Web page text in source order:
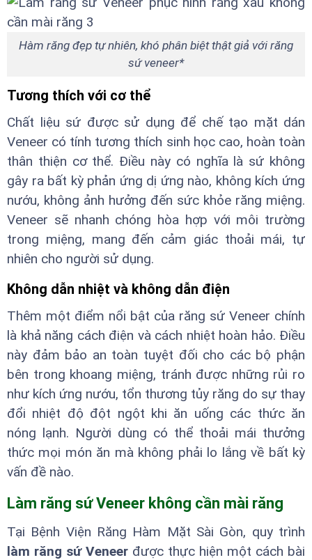
Hàm răng đẹp tự nhiên, khó phân biệt thật giả với răng
sứ veneer*
Tương thích với cơ thể
Chất liệu sứ được sử dụng để chế tạo mặt dán
Veneer có tính tương thích sinh học cao, hoàn toàn
thân thiện cơ thể. Điều này có nghĩa là sứ không
gây ra bất kỳ phản ứng dị ứng nào, không kích ứng
nướu, không ảnh hưởng đến sức khỏe răng miệng.
Veneer sẽ nhanh chóng hòa hợp với môi trường
trong miệng, mang đến cảm giác thoải mái, tự
nhiên cho người sử dụng.
Không dẫn nhiệt và không dẫn điện
Thêm một điểm nổi bật của răng sứ Veneer chính
là khả năng cách điện và cách nhiệt hoàn hảo. Điều
này đảm bảo an toàn tuyệt đối cho các bộ phận
bên trong khoang miệng, tránh được những rủi ro
như kích ứng nướu, tổn thương tủy răng do sự thay
đổi nhiệt độ đột ngột khi ăn uống các thức ăn
nóng lạnh. Người dùng có thể thoải mái thưởng
thức mọi món ăn mà không phải lo lắng về bất kỳ
vấn đề nào.
Làm răng sứ Veneer không cần mài răng
Tại Bệnh Viện Răng Hàm Mặt Sài Gòn, quy trình
làm răng sứ Veneer được thực hiện một cách bài